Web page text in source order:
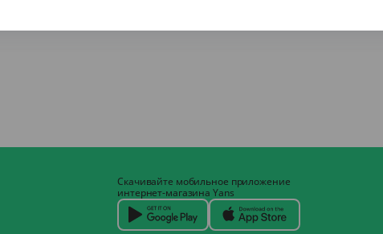
Скачивайте мобильное приложение
интернет-магазина Yans